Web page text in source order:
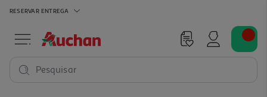
RESERVAR ENTREGA
Pesquisar